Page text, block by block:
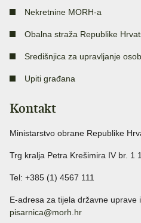
Nekretnine MORH-a
Obalna straža Republike
Središnjica za upravljanje
Upiti građana
Kontakt
Ministarstvo obrane Republike
Trg kralja Petra Krešimira IV br. 1
Tel: +385 (1) 4567 111
E-adresa za tijela državne uprave
pisarnica@morh.hr